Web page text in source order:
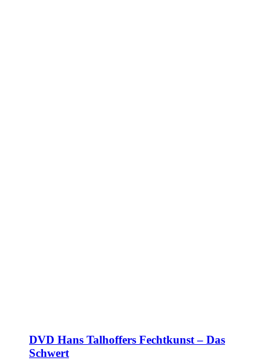
DVD Hans Talhoffers Fechtkunst – Das
Schwert